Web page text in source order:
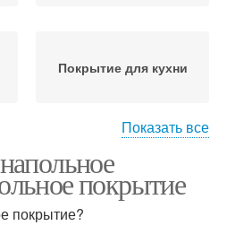
Покрытие для кухни
Пробковое покрытие
Показать все
покрытие
покрытие?